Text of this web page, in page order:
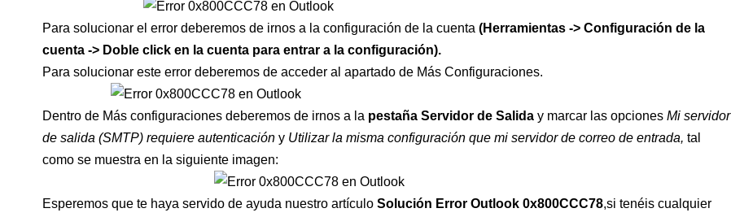
Para solucionar el error deberemos de irnos a la configuración de la cuenta (Herramientas -> Configuración de la
cuenta -> Doble click en la cuenta para entrar a la configuración).
Para solucionar este error deberemos de acceder al apartado de Más Configuraciones.
Dentro de Más configuraciones deberemos de irnos a la pestaña Servidor de Salida y marcar las opciones Mi servidor
de salida (SMTP) requiere autenticación y Utilizar la misma configuración que mi servidor de correo de entrada, tal
como se muestra en la siguiente imagen:
Esperemos que te haya servido de ayuda nuestro artículo Solución Error Outlook 0x800CCC78,si tenéis cualquier